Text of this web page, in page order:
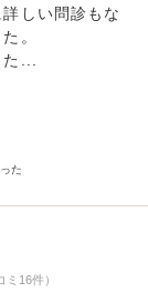
しい問診もな
。
...
た
16件）